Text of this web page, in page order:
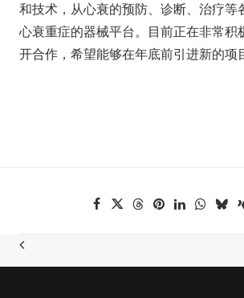
和技术，从心衰的预防、诊断、治疗等
心衰重症的器械平台。目前正在非常积
开合作，希望能够在年底前引进新的项